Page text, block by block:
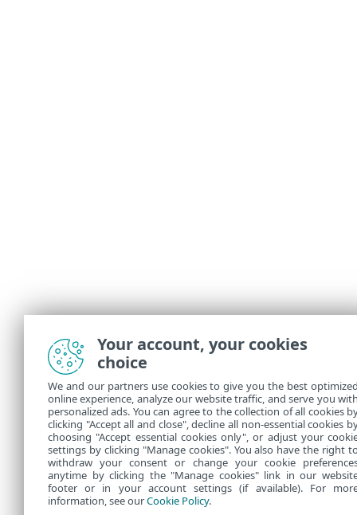
Your account, your cookies
choice
We and our partners use cookies to give you the best
online experience, analyze our website traffic, and serve you
personalized ads. You can agree to the collection of all cookies
clicking "Accept all and close", decline all non-essential cookies
choosing "Accept essential cookies only", or adjust your
settings by clicking "Manage cookies". You also have the right
withdraw your consent or change your cookie
anytime by clicking the "Manage cookies" link in our
footer or in your account settings (if available). For
information, see ourCookie Policy.